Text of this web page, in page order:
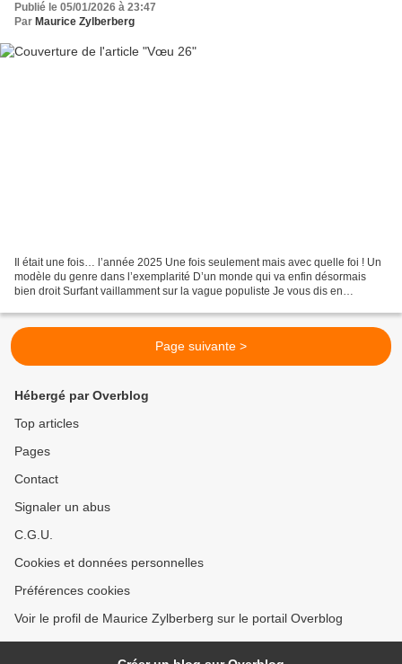
Publié le 05/01/2026 à 23:47
Par Maurice Zylberberg
Il était une fois… l’année 2025 Une fois seulement mais avec quelle foi ! Un
modèle du genre dans l’exemplarité D’un monde qui va enfin désormais
bien droit Surfant vaillamment sur la vague populiste Je vous dis en
Page suivante >
Hébergé par Overblog
Top articles
Pages
Contact
Signaler un abus
C.G.U.
Cookies et données personnelles
Préférences cookies
Voir le profil de Maurice Zylberberg sur le portail Overblog